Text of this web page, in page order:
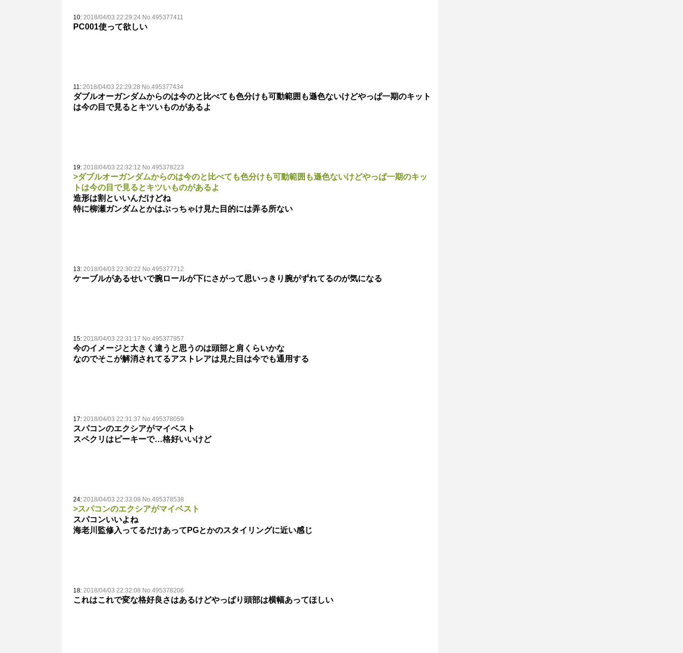
10: 2018/04/03 22:29:24 No.495377411
PC001使って欲しい
11: 2018/04/03 22:29:28 No.495377434
ダブルオーガンダムからのは今のと比べても色分けも可動範囲も遜色ないけどやっぱ一期のキット
は今の目で見るとキツいものがあるよ
19: 2018/04/03 22:32:12 No.495378223
>ダブルオーガンダムからのは今のと比べても色分けも可動範囲も遜色ないけどやっぱ一期のキッ
トは今の目で見るとキツいものがあるよ
造形は割といいんだけどね
特に柳瀬ガンダムとかはぶっちゃけ見た目的には弄る所ない
13: 2018/04/03 22:30:22 No.495377712
ケーブルがあるせいで腕ロールが下にさがって思いっきり腕がずれてるのが気になる
15: 2018/04/03 22:31:17 No.495377957
今のイメージと大きく違うと思うのは頭部と肩くらいかな
なのでそこが解消されてるアストレアは見た目は今でも通用する
17: 2018/04/03 22:31:37 No.495378059
スパコンのエクシアがマイベスト
スペクリはピーキーで…格好いいけど
24: 2018/04/03 22:33:08 No.495378538
>スパコンのエクシアがマイベスト
スパコンいいよね
海老川監修入ってるだけあってPGとかのスタイリングに近い感じ
18: 2018/04/03 22:32:08 No.495378206
これはこれで変な格好良さはあるけどやっぱり頭部は横幅あってほしい